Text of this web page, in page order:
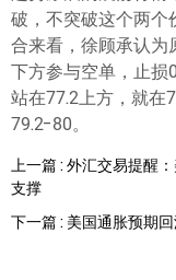
破，不突破这个两
合来看，徐顾承认为
下方参与空单，止
站在77.2上方，就在
79.2-80。
上一篇 : 外汇交易提醒
支撑
下一篇 : 美国通胀预期